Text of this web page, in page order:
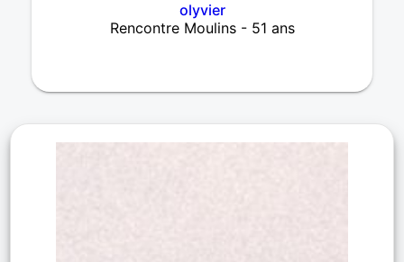
olyvier
Rencontre Moulins - 51 ans